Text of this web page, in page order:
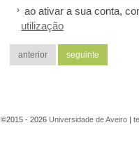
ao ativar a sua conta,
utilização
©2015 - 2026 Universidade de Aveiro |